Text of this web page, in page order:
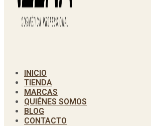
INICIO
TIENDA
MARCAS
QUIÉNES SOMOS
BLOG
CONTACTO